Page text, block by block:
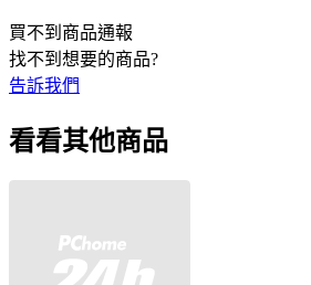
買不到商品通報
找不到想要的商品?
告訴我們
看看其他商品